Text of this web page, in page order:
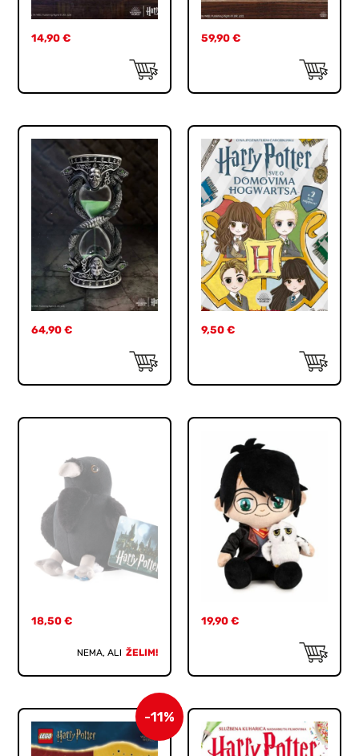
14,90€ 59,90 €
64,90€ 9,50 €
18,50€
NEMA, ALI ŽELIM!
19,90 €
-11%